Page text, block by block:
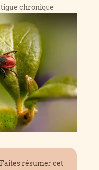
chronique
résumer cet